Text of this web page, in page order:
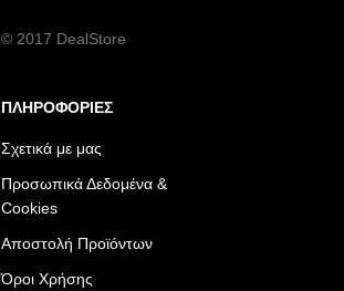
© 2017 DealStore
ΠΛΗΡΟΦΟΡΙΕΣ
Σχετικά με μας
Προσωπικά Δεδομένα &
Cookies
Αποστολή Προϊόντων
Όροι Χρήσης